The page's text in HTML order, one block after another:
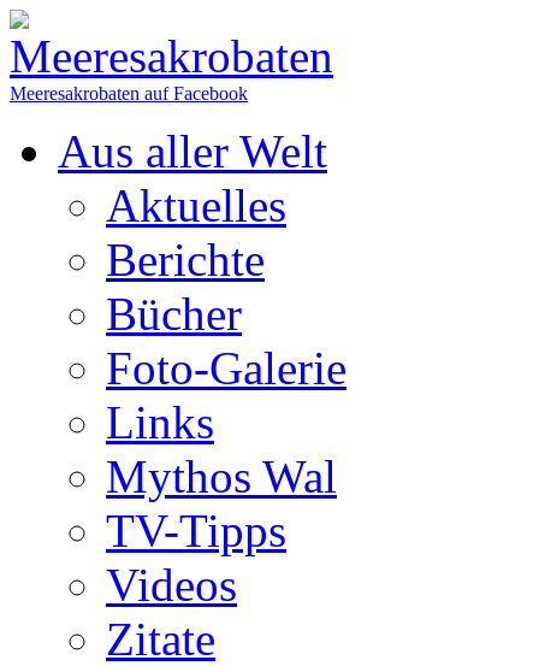
Meeresakrobaten auf Facebook
Aus aller Welt
Aktuelles
Berichte
Bücher
Foto-Galerie
Links
Mythos Wal
TV-Tipps
Videos
Zitate